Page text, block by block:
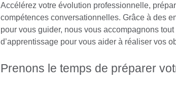
Accélérez votre évolution professionnelle,
compétences conversationnelles. Grâce à des
pour vous guider, nous vous accompagnons
d’apprentissage pour vous aider à réaliser vos
Prenons le temps de préparer